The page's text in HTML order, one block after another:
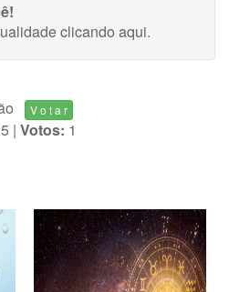
clicando aqui.
5 | Votos: 1